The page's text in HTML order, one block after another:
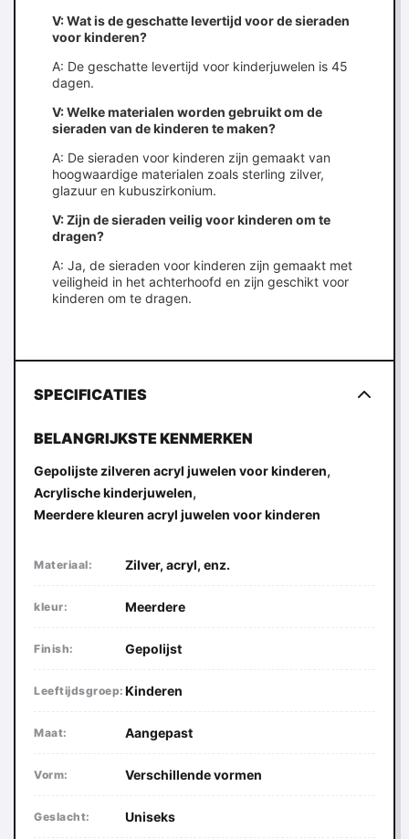
V: Wat is de geschatte levertijd voor de sieraden
voor kinderen?
A: De geschatte levertijd voor kinderjuwelen is 45
dagen.
V: Welke materialen worden gebruikt om de
sieraden van de kinderen te maken?
A: De sieraden voor kinderen zijn gemaakt van
hoogwaardige materialen zoals sterling zilver,
glazuur en kubuszirkonium.
V: Zijn de sieraden veilig voor kinderen om te
dragen?
A: Ja, de sieraden voor kinderen zijn gemaakt met
veiligheid in het achterhoofd en zijn geschikt voor
kinderen om te dragen.
SPECIFICATIES
BELANGRIJKSTE KENMERKEN
Gepolijste zilveren acryl juwelen voor kinderen,
Acrylische kinderjuwelen,
Meerdere kleuren acryl juwelen voor kinderen
Materiaal: Zilver, acryl, enz.
kleur: Meerdere
Finish: Gepolijst
Leeftijdsgroep: Kinderen
Maat: Aangepast
Vorm: Verschillende vormen
Geslacht: Uniseks